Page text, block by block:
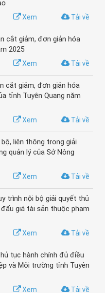
Tải về
Xem
cắt giảm, đơn giản hóa
2025
Tải về
Xem
cắt giảm, đơn giản hóa
tỉnh Tuyên Quang năm
Tải về
Xem
liên thông trong giải
quản lý của Sở Nông
Tải về
Xem
trình nội bộ giải quyết thủ
giá tài sản thuộc phạm
Tải về
Xem
tục hành chính đủ điều
và Môi trường tỉnh Tuyên
Tải về
Xem